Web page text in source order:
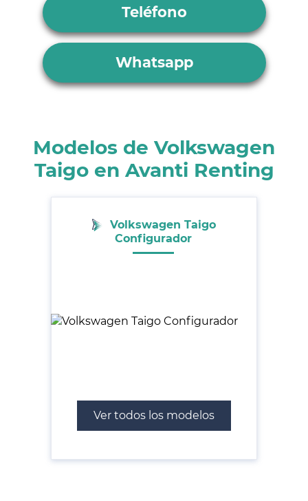
Teléfono
Whatsapp
Modelos de Volkswagen
Taigo en Avanti Renting
Volkswagen Taigo
Configurador
Ver todos los modelos